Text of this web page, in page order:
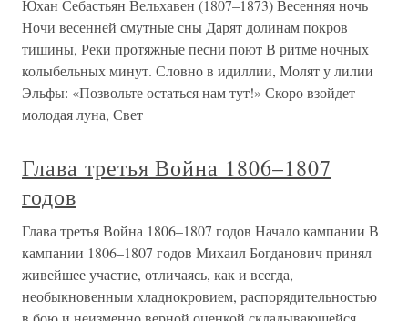
Юхан Себастьян Вельхавен (1807–1873) Весенняя ночь
Ночи весенней смутные сны Дарят долинам покров
тишины, Реки протяжные песни поют В ритме ночных
колыбельных минут. Словно в идиллии, Молят у лилии
Эльфы: «Позвольте остаться нам тут!» Скоро взойдет
молодая луна, Свет
Глава третья Война 1806–1807
годов
Глава третья Война 1806–1807 годов Начало кампании В
кампании 1806–1807 годов Михаил Богданович принял
живейшее участие, отличаясь, как и всегда,
необыкновенным хладнокровием, распорядительностью